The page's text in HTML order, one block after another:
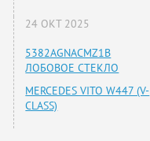
24 ОКТ 2025
5382AGNACMZ1B
ЛОБОВОЕ СТЕКЛО
MERCEDES VITO W447 (V-
CLASS)